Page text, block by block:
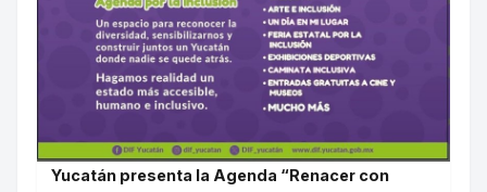
Yucatán presenta la Agenda “Renacer con